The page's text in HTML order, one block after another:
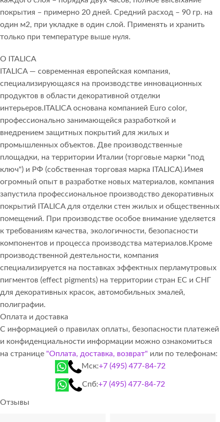
покрытия – примерно 20 дней. Средний расход – 90 гр. на
один м2, при укладке в один слой. Применять и хранить
только при температуре выше нуля.
О ITALICA
ITALICA — современная европейская компания,
специализирующаяся на производстве инновационных
продуктов в области декоративной отделки
интерьеров.ITALICA основана компанией Euro color,
профессионально занимающейся разработкой и
внедрением защитных покрытий для жилых и
промышленных объектов. Две производственные
площадки, на территории Италии (торговые марки "под
ключ") и РФ (собственная торговая марка ITALICA).Имея
огромный опыт в разработке новых материалов, компания
запустила профессиональное производство декоративных
покрытий ITALICA для отделки стен жилых и общественных
помещений. При производстве особое внимание уделяется
к требованиям качества, экологичности, безопасности
компонентов и процесса производства материалов.Кроме
производственной деятельности, компания
специализируется на поставках эффектных перламутровых
пигментов (effect pigments) на территории стран ЕС и СНГ
для декоративных красок, автомобильных эмалей,
полиграфии.
Оплата и доставка
С информацией о правилах оплаты, безопасности платежей
и конфиденциальности информации можно ознакомиться
на странице "Оплата, доставка, возврат" или по телефонам:
Мск:+7 (495) 477-84-72
Спб:+7 (495) 477-84-72
Отзывы